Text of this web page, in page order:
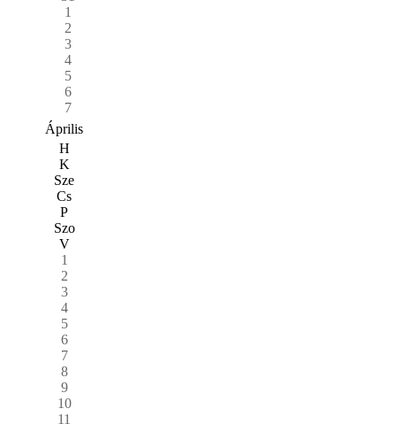
1
2
3
4
5
6
7
Április
H
K
Sze
Cs
P
Szo
V
1
2
3
4
5
6
7
8
9
10
11